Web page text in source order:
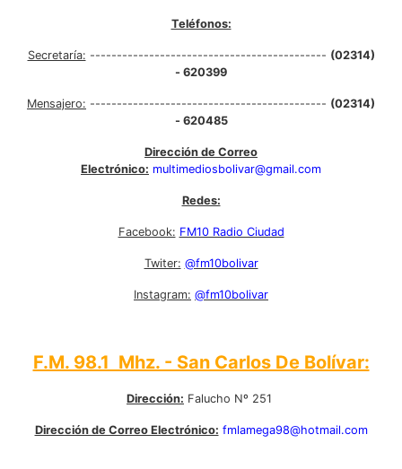
Teléfonos:
Secretaría: -------------------------------------------- (02314)
- 620399
Mensajero: -------------------------------------------- (02314)
- 620485
Dirección de Correo
Electrónico: multimediosbolivar@gmail.com
Redes:
Facebook: FM10 Radio Ciudad
Twiter: @fm10bolivar
Instagram: @fm10bolivar
F.M. 98.1 Mhz. - San Carlos De Bolívar:
Dirección: Falucho Nº 251
Dirección de Correo Electrónico: fmlamega98@hotmail.com